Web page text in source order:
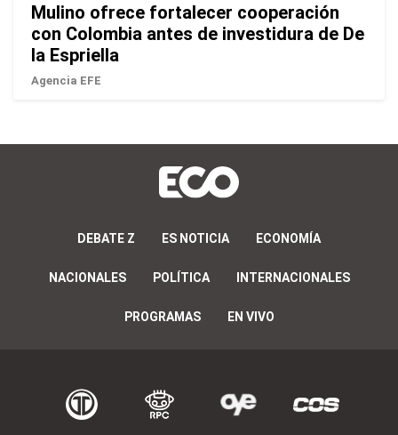
Mulino ofrece fortalecer cooperación
con Colombia antes de investidura de De
la Espriella
Agencia EFE
DEBATE Z ES NOTICIA ECONOMÍA
NACIONALES POLÍTICA INTERNACIONALES
PROGRAMAS EN VIVO